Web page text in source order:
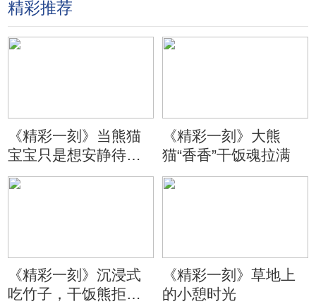
精彩推荐
《精彩一刻》当熊猫
宝宝只是想安静待会
儿
《精彩一刻》大熊
猫“香香”干饭魂拉满
《精彩一刻》沉浸式
吃竹子，干饭熊拒绝
《精彩一刻》草地上
的小憩时光